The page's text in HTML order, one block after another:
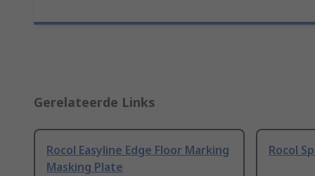
Gerelateerde Links
Rocol Easyline Edge Floor Marking
Masking Plate
Rocol